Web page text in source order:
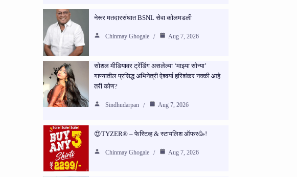
नेरूर मतदारसंघात BSNL सेवा कोलमडली
Chinmay Ghogale Aug 7, 2026
सोशल मीडियावर ट्रेंडिंग असलेल्या ‘माझ्या सोन्या’
गाण्यातील प्रसिद्ध अभिनेत्री ऐश्वर्या हरिशंकर नक्की आहे
तरी कोण?
Sindhudarpan Aug 7, 2026
😍TYZER® – फेस्टिव्ह & स्टायलिश ऑफर🥳!
Chinmay Ghogale Aug 7, 2026